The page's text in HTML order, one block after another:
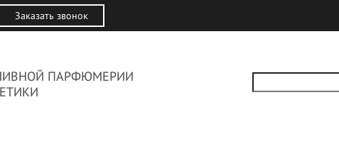
Заказать звонок
ПАРФЮМЕРИИ